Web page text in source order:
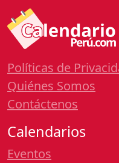
Políticas de
Quiénes Somos
Contáctenos
Calendarios
Eventos